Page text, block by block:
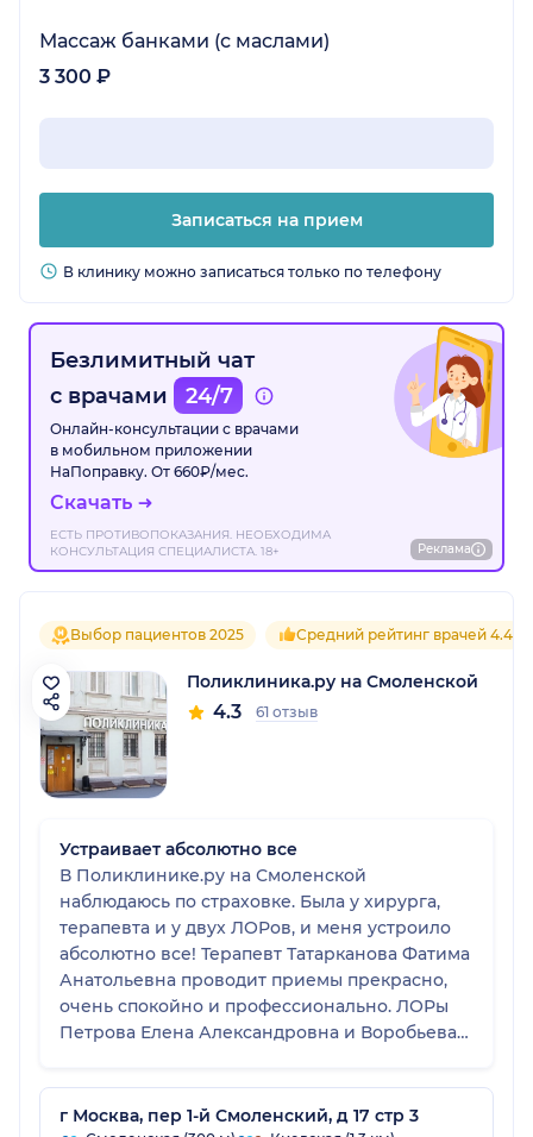
Массаж банками (с маслами)
3 300 ₽
Записаться на прием
В клинику можно записаться только по телефону
Безлимитный чат
с врачами
24/7
Онлайн-консультации с врачами
в мобильном приложении
НаПоправку. От 660₽/мес.
Скачать
ЕСТЬ ПРОТИВОПОКАЗАНИЯ. НЕОБХОДИМА
КОНСУЛЬТАЦИЯ СПЕЦИАЛИСТА. 18+
Реклама
Выбор пациентов 2025 Средний рейтинг врачей 4.4
Поликлиника.ру на Смоленской
4.3 61 отзыв
Устраивает абсолютно все
В Поликлинике.ру на Смоленской
наблюдаюсь по страховке. Была у хирурга,
терапевта и у двух ЛОРов, и меня устроило
абсолютно все! Терапевт Татарканова Фатима
Анатольевна проводит приемы прекрасно,
очень спокойно и профессионально. ЛОРы
Петрова Елена Александровна и Воробьева
прошлом году, когда болела тяжелыми
формами гайморита и фарингита. Поляков
г Москва, пер 1-й Смоленский, д 17 стр 3